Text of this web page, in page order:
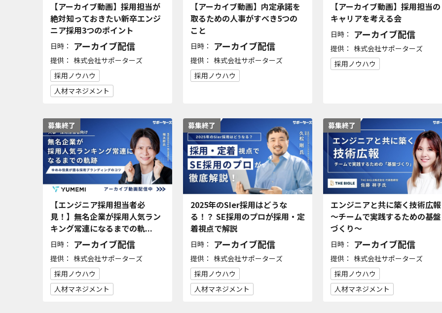
【アーカイブ動画】採用担当が
絶対知っておきたい新卒エンジ
ニア採用3つのポイント
日時： アーカイブ配信
提供： 株式会社サポーターズ
採用ノウハウ
人材マネジメント
【アーカイブ動画】内定承諾を
取るための人事がすべき5つの
こと
日時： アーカイブ配信
提供： 株式会社サポーターズ
採用ノウハウ
【アーカイブ動画】採用担当の
キャリアを考える会
日時： アーカイブ配信
提供： 株式会社サポーターズ
採用ノウハウ
募集終了
【エンジニア採用担当者必
見！】無名企業が採用人気ラン
キング常連になるまでの軌...
日時： アーカイブ配信
提供： 株式会社サポーターズ
採用ノウハウ
人材マネジメント
募集終了
2025年のSIer採用はどうな
る！？ SE採用のプロが採用・定
着視点で解説
日時： アーカイブ配信
提供： 株式会社サポーターズ
採用ノウハウ
人材マネジメント
募集終了
エンジニアと共に築く技術広報
〜チームで実践するための基盤
づくり〜
日時： アーカイブ配信
提供： 株式会社サポーターズ
採用ノウハウ
人材マネジメント